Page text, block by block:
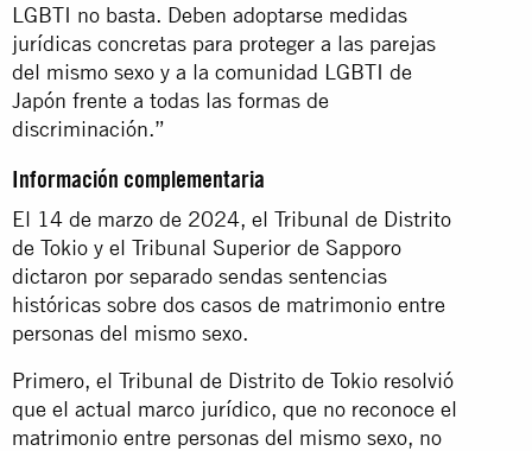
LGBTI no basta. Deben adoptarse medidas
jurídicas concretas para proteger a las parejas
del mismo sexo y a la comunidad LGBTI de
Japón frente a todas las formas de
discriminación.”
Información complementaria
El 14 de marzo de 2024, el Tribunal de Distrito
de Tokio y el Tribunal Superior de Sapporo
dictaron por separado sendas sentencias
históricas sobre dos casos de matrimonio entre
personas del mismo sexo.
Primero, el Tribunal de Distrito de Tokio resolvió
que el actual marco jurídico, que no reconoce el
matrimonio entre personas del mismo sexo, no